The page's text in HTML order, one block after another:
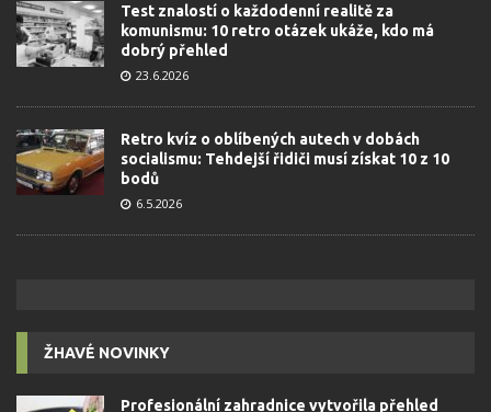
Test znalostí o každodenní realitě za
komunismu: 10 retro otázek ukáže, kdo má
dobrý přehled
23.6.2026
Retro kvíz o oblíbených autech v dobách
socialismu: Tehdejší řidiči musí získat 10 z 10
bodů
6.5.2026
ŽHAVÉ NOVINKY
Profesionální zahradnice vytvořila přehled